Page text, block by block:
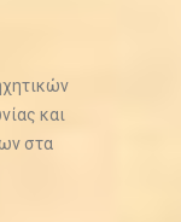
και
στα